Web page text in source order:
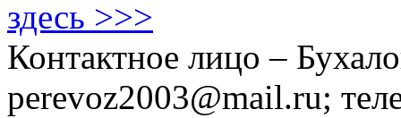
здесь >>>
Контактное лицо –
perevoz2003@mail.ru;